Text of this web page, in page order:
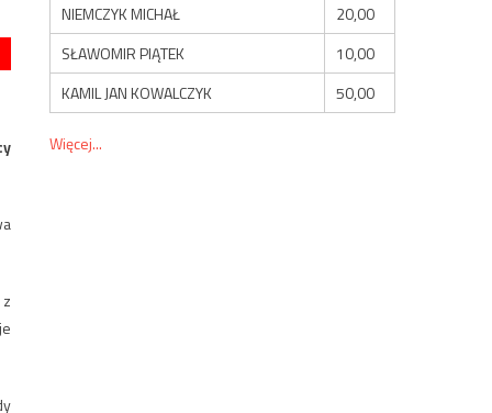
NIEMCZYK MICHAŁ
20,00
SŁAWOMIR PIĄTEK
10,00
KAMIL JAN KOWALCZYK
50,00
Więcej...